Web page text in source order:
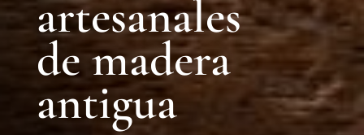
artesanales
de madera
antigua